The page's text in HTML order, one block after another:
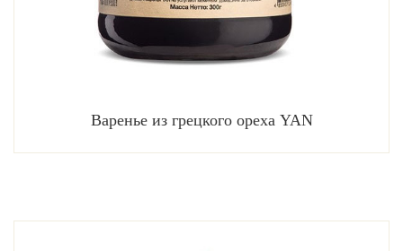
Варенье из грецкого ореха YAN